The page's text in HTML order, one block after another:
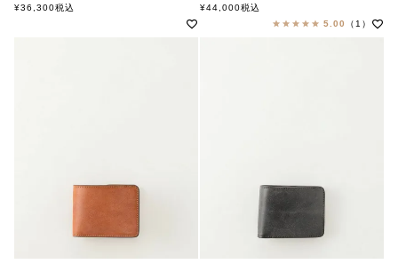
ワイルドスワンズ
¥36,300税込 ワイルドスワンズ
¥44,000税込
5.00
（1）